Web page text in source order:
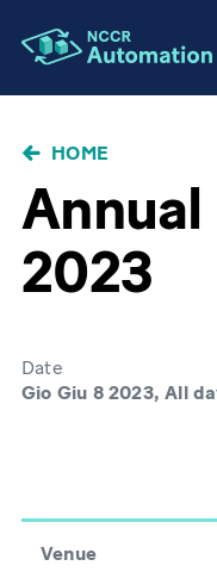
BRICIOLE
PANE
HOME
2023
Date
Gio Giu 8 2023, All
Venue